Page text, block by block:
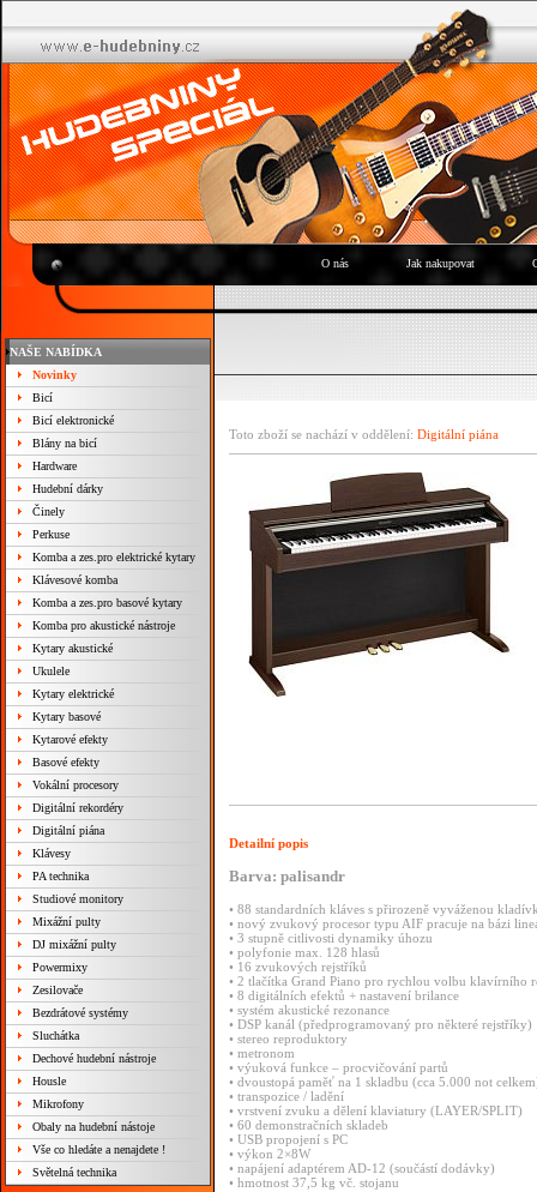
O nás Jak nakupovat
NAŠE NABÍDKA
Novinky
Bicí
Bicí elektronické
Blány na bicí
Hardware
Hudební dárky
Činely
Perkuse
Komba a zes.pro elektrické kytary
Klávesové komba
Komba a zes.pro basové kytary
Komba pro akustické nástroje
Kytary akustické
Ukulele
Kytary elektrické
Kytary basové
Kytarové efekty
Basové efekty
Vokální procesory
Digitální rekordéry
Digitální piána
Klávesy
PA technika
Studiové monitory
Mixážní pulty
DJ mixážní pulty
Powermixy
Zesilovače
Bezdrátové systémy
Sluchátka
Dechové hudební nástroje
Housle
Mikrofony
Obaly na hudební nástoje
Vše co hledáte a nenajdete !
Světelná technika
Toto zboží se nachází v oddělení: Digitální piána
Detailní popis
Barva: palisandr
• 88 standardních kláves s přirozeně vyváženou
• nový zvukový procesor typu AIF pracuje na bázi
• 3 stupně citlivosti dynamiky úhozu
• polyfonie max. 128 hlasů
• 16 zvukových rejstříků
• 2 tlačítka Grand Piano pro rychlou volbu klavírního
• 8 digitálních efektů + nastavení brilance
• systém akustické rezonance
• DSP kanál (předprogramovaný pro některé rejstříky)
• stereo reproduktory
• metronom
• výuková funkce – procvičování partů
• dvoustopá paměť na 1 skladbu (cca 5.000 not
• transpozice / ladění
• vrstvení zvuku a dělení klaviatury (LAYER/SPLIT)
• 60 demonstračních skladeb
• USB propojení s PC
• výkon 2×8W
• napájení adaptérem AD-12 (součástí dodávky)
• hmotnost 37,5 kg vč. stojanu